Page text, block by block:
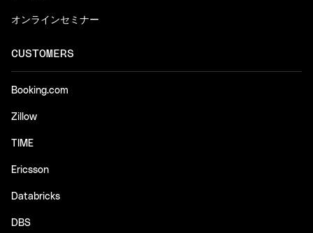
オンラインセミナー
CUSTOMERS
Booking.com
Zillow
TIME
Ericsson
Databricks
DBS